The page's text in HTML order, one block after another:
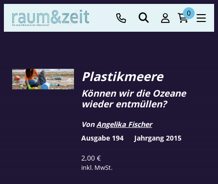
0
Plastikmeere
2,00€
inkl. MwSt.
Können wir die Ozeane
wieder entmüllen?
VonAngelika Fischer
Ausgabe 194 Jahrgang 2015